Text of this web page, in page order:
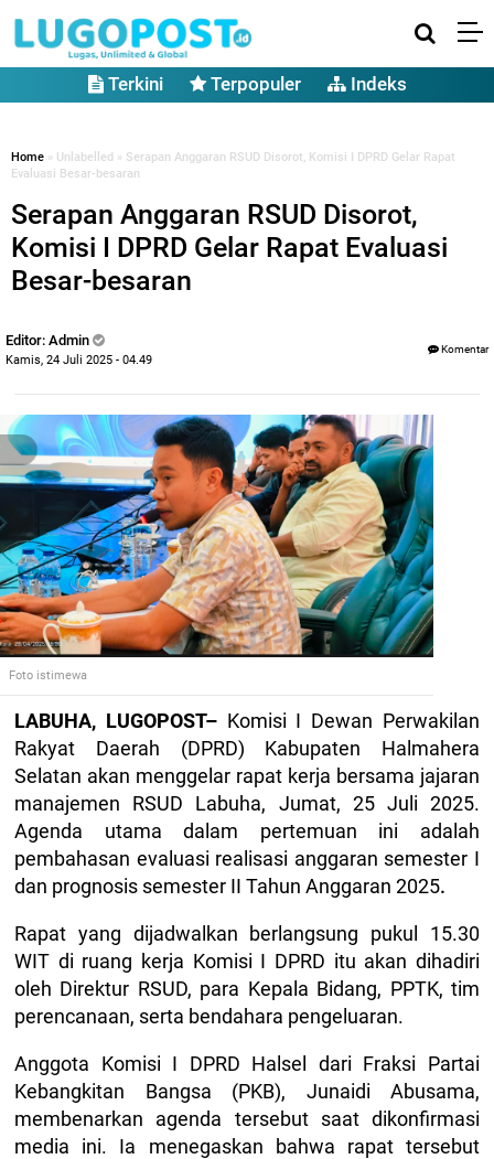
Terkini Terpopuler Indeks
Home » Unlabelled » Serapan Anggaran RSUD Disorot, Komisi I DPRD Gelar Rapat
Evaluasi Besar-besaran
Serapan Anggaran RSUD Disorot,
Komisi I DPRD Gelar Rapat Evaluasi
Besar-besaran
Editor: Admin
Kamis, 24 Juli 2025 - 04.49
Komentar
Foto istimewa
LABUHA, LUGOPOST–Komisi I Dewan Perwakilan
Rakyat Daerah (DPRD) Kabupaten Halmahera
Selatan akan menggelar rapat kerja bersama jajaran
manajemen RSUD Labuha, Jumat, 25 Juli 2025.
Agenda utama dalam pertemuan ini adalah
pembahasan evaluasi realisasi anggaran semester I
dan prognosis semester II Tahun Anggaran 2025.
Rapat yang dijadwalkan berlangsung pukul 15.30
WIT di ruang kerja Komisi I DPRD itu akan dihadiri
oleh Direktur RSUD, para Kepala Bidang, PPTK, tim
perencanaan, serta bendahara pengeluaran.
Anggota Komisi I DPRD Halsel dari Fraksi Partai
Kebangkitan Bangsa (PKB), Junaidi Abusama,
membenarkan agenda tersebut saat dikonfirmasi
media ini. Ia menegaskan bahwa rapat tersebut